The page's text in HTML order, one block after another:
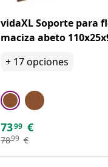
vidaXL Soporte para
maciza abeto
+ 17opciones
7399 €
7899 €